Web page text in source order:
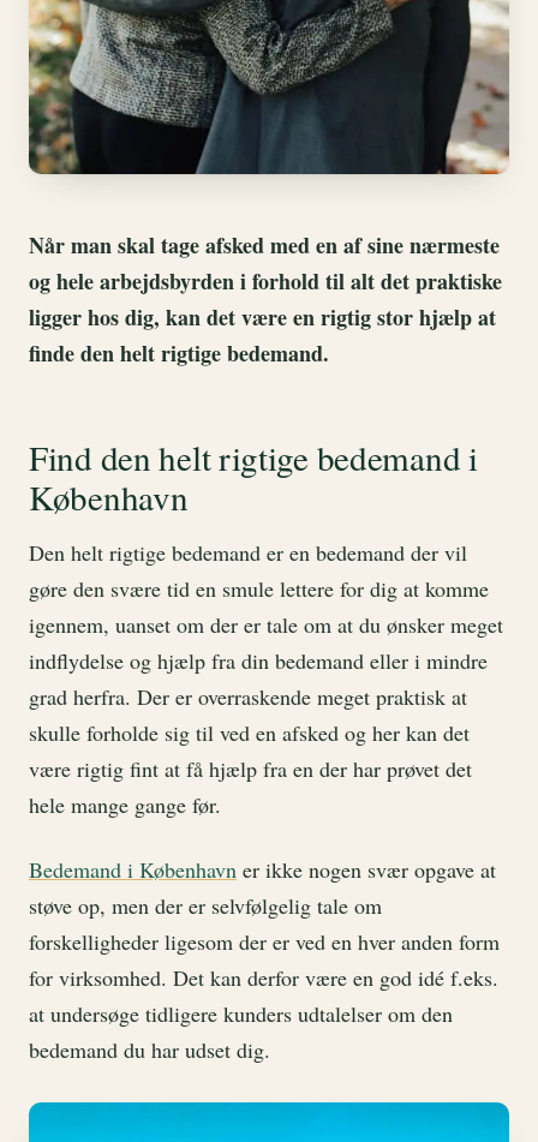
Når man skal tage afsked med en af sine nærmeste
og hele arbejdsbyrden i forhold til alt det praktiske
ligger hos dig, kan det være en rigtig stor hjælp at
finde den helt rigtige bedemand.
Find den helt rigtige bedemand i
København
Den helt rigtige bedemand er en bedemand der vil
gøre den svære tid en smule lettere for dig at komme
igennem, uanset om der er tale om at du ønsker meget
indflydelse og hjælp fra din bedemand eller i mindre
grad herfra. Der er overraskende meget praktisk at
skulle forholde sig til ved en afsked og her kan det
være rigtig fint at få hjælp fra en der har prøvet det
hele mange gange før.
Bedemand i København er ikke nogen svær opgave at
støve op, men der er selvfølgelig tale om
forskelligheder ligesom der er ved en hver anden form
for virksomhed. Det kan derfor være en god idé f.eks.
at undersøge tidligere kunders udtalelser om den
bedemand du har udset dig.